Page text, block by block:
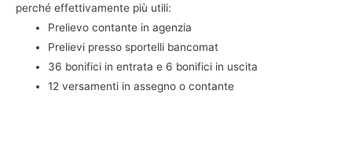
perché effettivamente più utili:
Prelievo contante in agenzia
Prelievi presso sportelli bancomat
36 bonifici in entrata e 6 bonifici in uscita
12 versamenti in assegno o contante